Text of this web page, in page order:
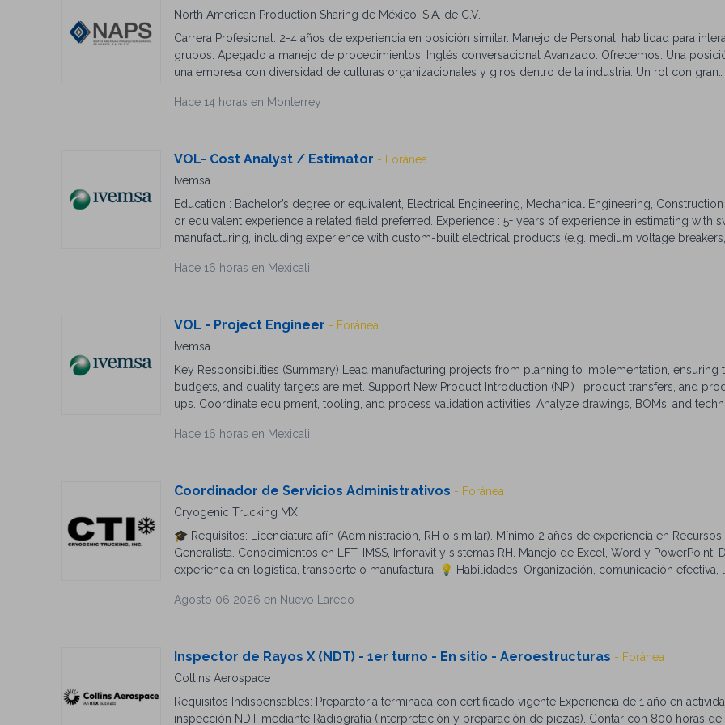
North American Production Sharing de México, S.A. de C.V.
Carrera Profesional. 2-4 años de experiencia en posición similar. Manejo de Personal, habilidad para
grupos. Apegado a manejo de procedimientos. Inglés conversacional Avanzado. Ofrecemos: Una
una empresa con diversidad de culturas organizacionales y giros dentro de la industria. Un rol con gran
una empresa ágil y dinámica (Fast Paced). Un lugar en una empresa sólida, de gran estabilidad y constante
Hace 14 horas en Monterrey
VOL- Cost Analyst / Estimator - Foránea
Ivemsa
Education : Bachelor’s degree or equivalent, Electrical Engineering, Mechanical Engineering,
or equivalent experience a related field preferred. Experience : 5+ years of experience in estimating with
manufacturing, including experience with custom-built electrical products (e.g. medium voltage breakers,
Estimating : estimating experience in switchgear or related field is required. Work Ethic : Excellent
requirements, solar application requirements, and general micro-grid technologies. Problem-Solving :
understand customer power protection and distribution requirements and develop appropriate value
English and Spanish
Hace 16 horas en Mexicali
VOL - Project Engineer - Foránea
Ivemsa
Key Responsibilities (Summary) Lead manufacturing projects from planning to implementation, ensuring
budgets, and quality targets are met. Support New Product Introduction (NPI) , product transfers, and
ups. Coordinate equipment, tooling, and process validation activities. Analyze drawings, BOMs, and
support root cause analysis for process improvements. Qualifications (Summary) Bachelor’s degree in
CAD software and ERP systems preferred. Strong analytical, communication, and project management
English/Spanish is a plus.
Hace 16 horas en Mexicali
Coordinador de Servicios Administrativos - Foránea
Cryogenic Trucking MX
🎓 Requisitos: Licenciatura afín (Administración, RH o similar). Mínimo 2 años de experiencia en Recursos
Generalista. Conocimientos en LFT, IMSS, Infonavit y sistemas RH. Manejo de Excel, Word y PowerPoint.
experiencia en logística, transporte o manufactura. 💡 Habilidades: Organización, comunicación efectiva,
vacantes, accidentes, capacitación y clima laboral.
Agosto 06 2026 en Nuevo Laredo
Inspector de Rayos X (NDT) - 1er turno - En sitio - Aeroestructuras - Foránea
Collins Aerospace
Requisitos Indispensables: Preparatoria terminada con certificado vigente Experiencia de 1 año en
inspección NDT mediante Radiografía (Interpretación y preparación de piezas). Contar con 800 horas de